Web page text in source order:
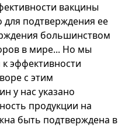
вакцины
для подтверждения ее
большинством
в мире... Но мы
эффективности
с этим
у нас указано
продукции на
быть подтверждена в